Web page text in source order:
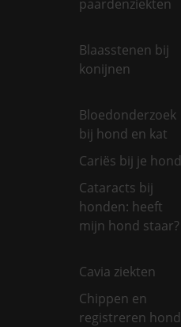
paardenziekten
Blaasstenen bij
konijnen
Bloedonderzoek
bij hond en kat
Cariës bij je hond
Cataracts bij
honden: heeft
mijn hond staar?
Cavia ziekten
Chippen en
registreren hond